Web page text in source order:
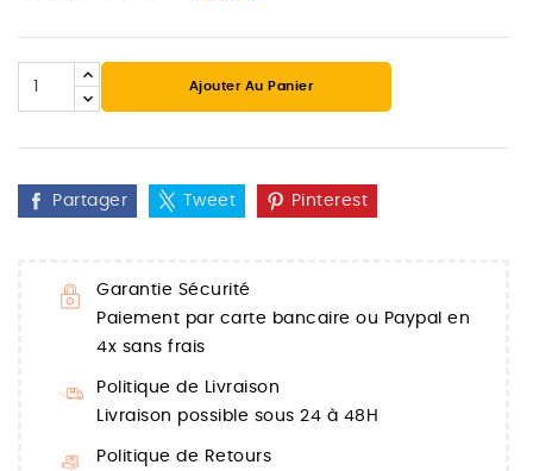
Ajouter Au Panier
Partager Tweet Pinterest
Garantie Sécurité
Paiement par carte bancaire ou Paypal en
4x sans frais
Politique de Livraison
Livraison possible sous 24 à 48H
Politique de Retours